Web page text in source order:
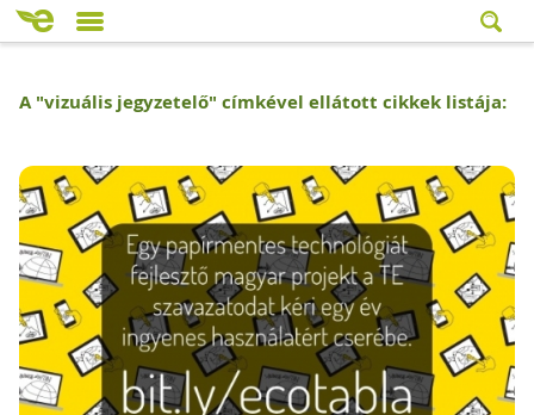
A "vizuális jegyzetelő" címkével ellátott cikkek listája: